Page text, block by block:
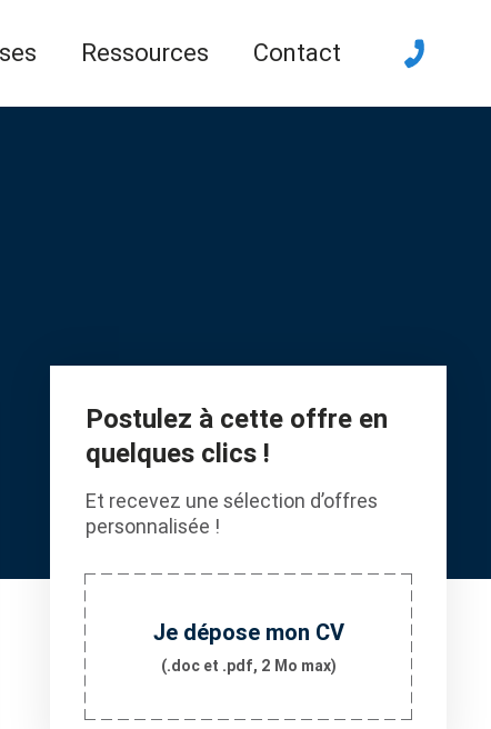
Ressources Contact
Postulez à cette offre en
quelques clics !
Et recevez une sélection d’offres
personnalisée !
Je dépose mon CV
(.doc et .pdf, 2 Mo max)